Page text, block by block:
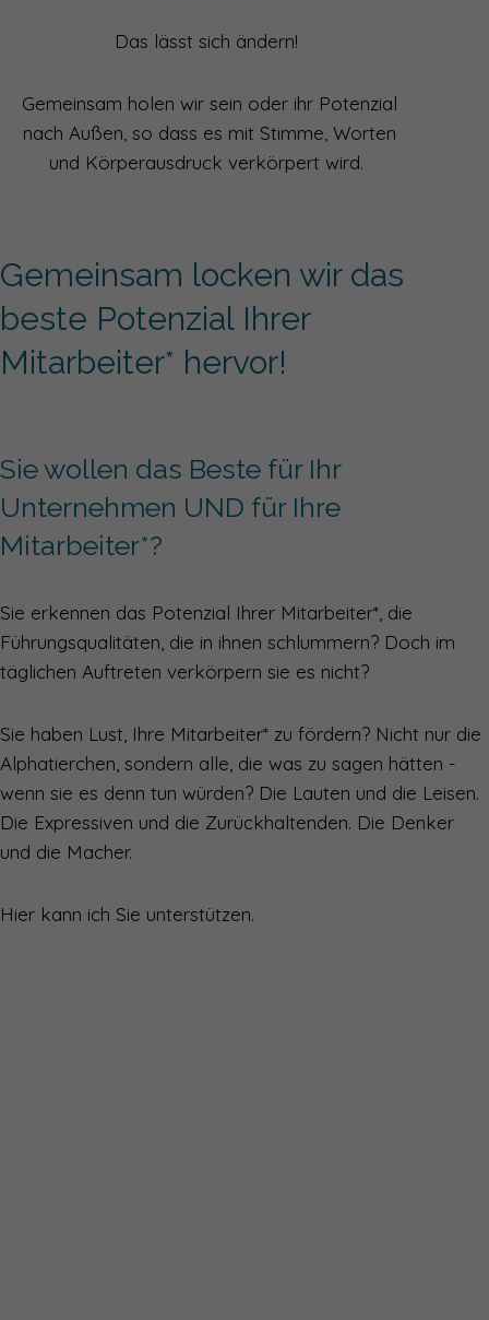
Das lässt sich ändern!
Gemeinsam holen wir sein oder ihr Potenzial
nach Außen, so dass es mit Stimme, Worten
und Körperausdruck verkörpert wird.
Gemeinsam locken wir das
beste Potenzial Ihrer
Mitarbeiter* hervor!
Sie wollen das Beste für Ihr
Unternehmen UND für Ihre
Mitarbeiter*?
Sie erkennen das Potenzial Ihrer Mitarbeiter*, die
Führungsqualitäten, die in ihnen schlummern? Doch im
täglichen Auftreten verkörpern sie es nicht?
Sie haben Lust, Ihre Mitarbeiter* zu fördern? Nicht nur die
Alphatierchen, sondern alle, die was zu sagen hätten -
wenn sie es denn tun würden? Die Lauten und die Leisen.
Die Expressiven und die Zurückhaltenden. Die Denker
und die Macher.
Hier kann ich Sie unterstützen.